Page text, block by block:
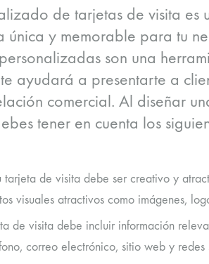
de tarjetas de visita es
única y memorable para tu
son una
ayudará a presentarte a
comercial. Al diseñar
tener en cuenta los
tarjeta de visita debe ser creativo y
visuales atractivos como imágenes,
de visita debe incluir información
correo electrónico, sitio web y redes